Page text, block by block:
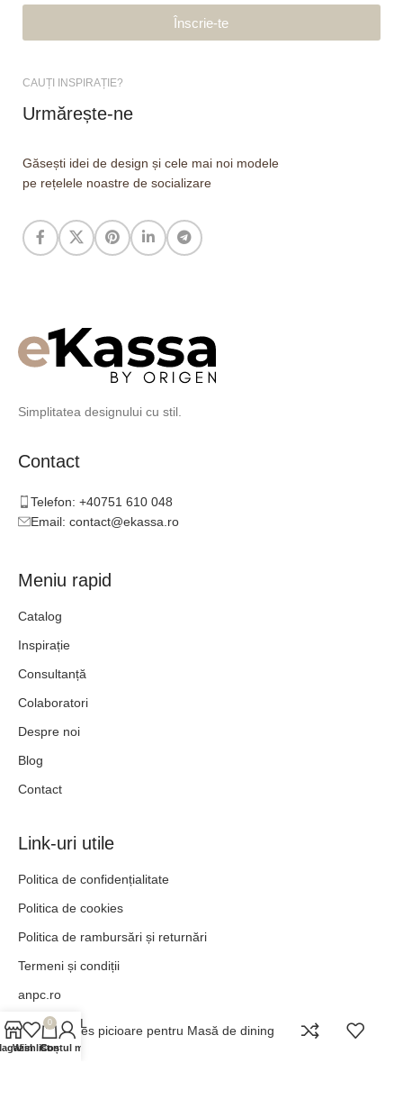
Înscrie-te
CAUȚI INSPIRAȚIE?
Urmărește-ne
Găsești idei de design și cele mai noi modele
pe rețelele noastre de socializare
Simplitatea designului cu stil.
Contact
Telefon: +40751 610 048
Email: contact@ekassa.ro
Meniu rapid
Catalog
Inspirație
Consultanță
Colaboratori
Despre noi
Blog
Contact
Link-uri utile
Politica de confidențialitate
Politica de cookies
Politica de rambursări și returnări
Termeni și condiții
anpc.ro
ANPC - SALNimes picioare pentru Masă de dining
Wishlist
0
Coș
Contul meu